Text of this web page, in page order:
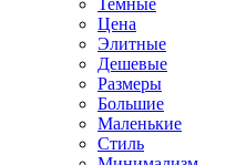
Темные
Цена
Элитные
Дешевые
Размеры
Большие
Маленькие
Стиль